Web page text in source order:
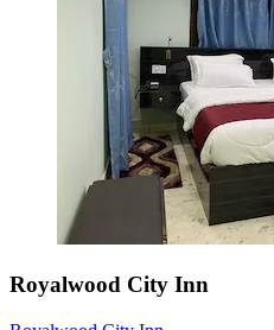
Royalwood City Inn